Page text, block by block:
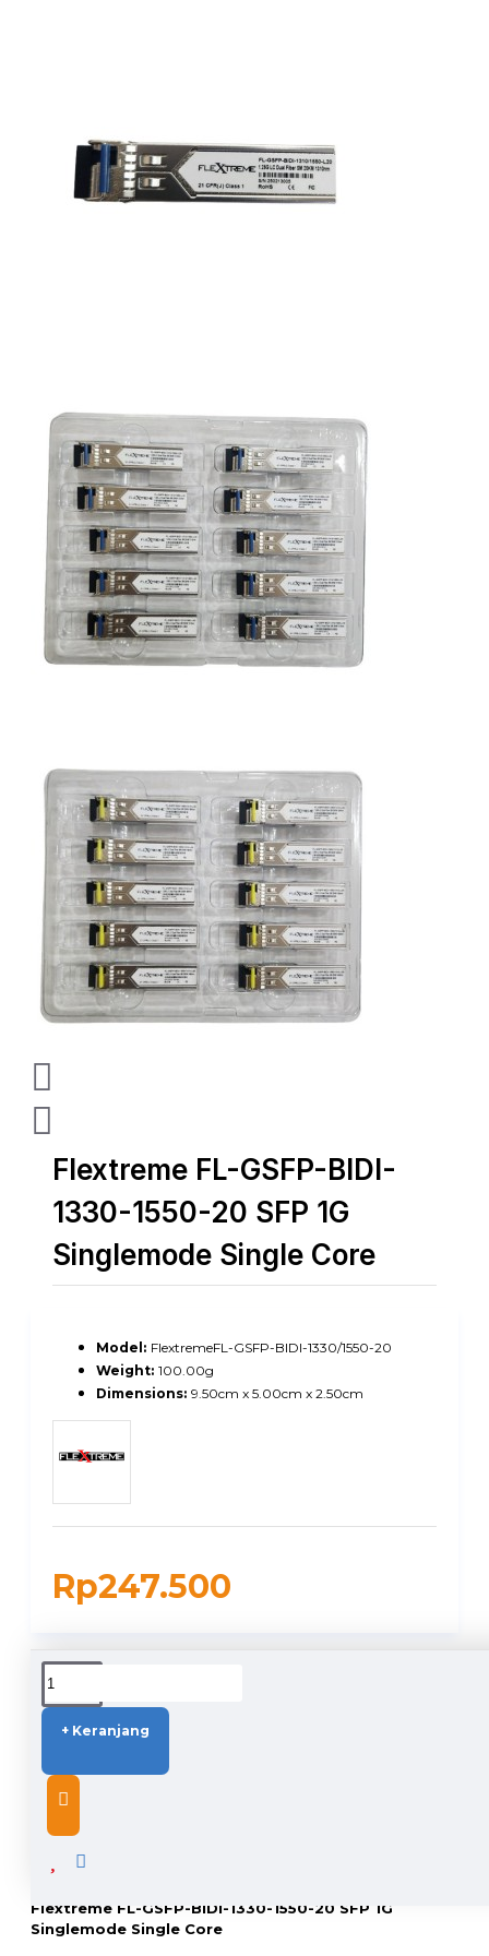
Flextreme FL-GSFP-BIDI-
1330-1550-20 SFP 1G
Singlemode Single Core
Rp247.500
Model: FlextremeFL-GSFP-BIDI-1330/1550-20
Weight: 100.00g
Dimensions: 9.50cm x 5.00cm x 2.50cm
+ Keranjang
DUKUNGAN PENGIRIMAN
DESCRIPTION
Flextreme FL-GSFP-BIDI-1330-1550-20 SFP 1G
Singlemode Single Core